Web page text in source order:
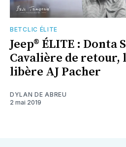
BETCLIC ÉLITE
Jeep® ÉLITE : Donta
Cavalière de retour,
libère AJ Pacher
DYLAN DE ABREU
2 mai 2019